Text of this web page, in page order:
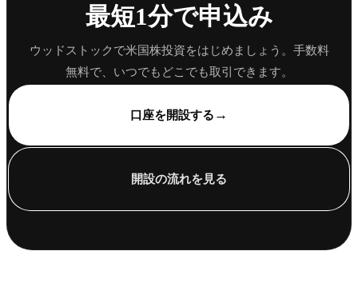
最短1分で申込み
ウッドストックで米国株投資をはじめましょう。手数料
無料で、いつでもどこでも取引できます。
口座を開設する →
開設の流れを見る